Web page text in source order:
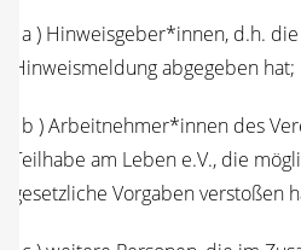
( a ) Hinweisgeber*innen, d.h.
Hin­weis­mel­dung abge­ge­ben hat;
( b ) Arbeitnehmer*innen des
Teil­ha­be am Leben e.V., die
gesetz­li­che Vor­ga­ben ver­sto­ßen